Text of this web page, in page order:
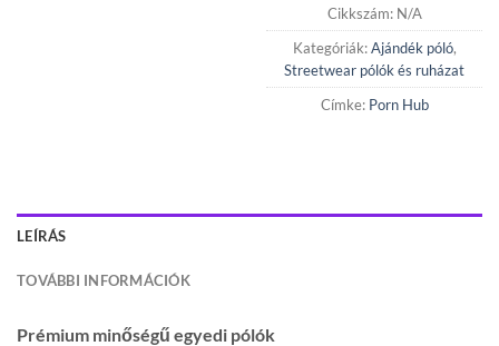
Cikkszám: N/A
Kategóriák:Ajándék póló,
Streetwear pólók és ruházat
Címke: Porn Hub
LEÍRÁS
TOVÁBBI INFORMÁCIÓK
Prémium minőségű egyedi pólók